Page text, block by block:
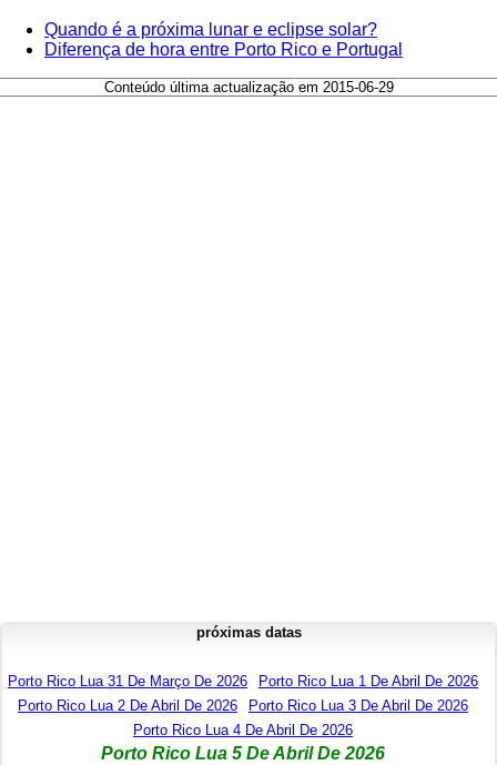
Quando é a próxima lunar e eclipse solar?
Diferença de hora entre Porto Rico e Portugal
Conteúdo última actualização em 2015-06-29
próximas datas
Porto Rico Lua 31 De Março De 2026
Porto Rico Lua 1 De Abril De 2026
Porto Rico Lua 2 De Abril De 2026
Porto Rico Lua 3 De Abril De 2026
Porto Rico Lua 4 De Abril De 2026
Porto Rico Lua 5 De Abril De 2026